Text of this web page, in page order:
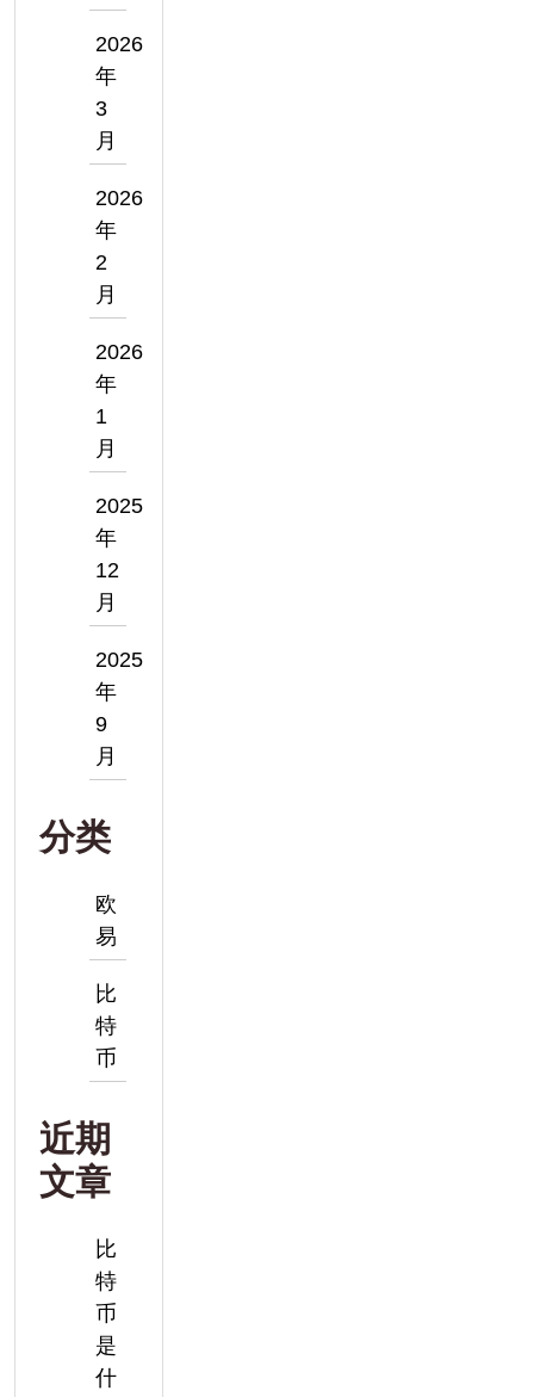
2026
年
3
月
2026
年
2
月
2026
年
1
月
2025
年
12
月
2025
年
9
月
分类
欧
易
比
特
币
近期
文章
比
特
币
是
什